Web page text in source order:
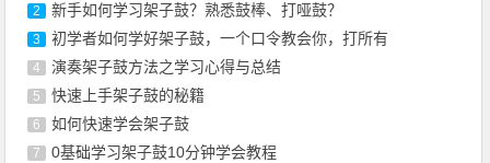
2 新手如何学习架子鼓？熟悉鼓棒、打哑鼓？
3 初学者如何学好架子鼓，一个口令教会你，打所有
4 演奏架子鼓方法之学习心得与总结
5 快速上手架子鼓的秘籍
6 如何快速学会架子鼓
7 0基础学习架子鼓10分钟学会教程